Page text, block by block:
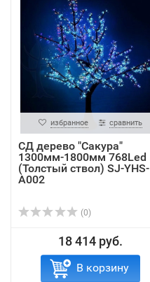
избранное сравнить
СД дерево "Сакура"
1300мм-1800мм 768Led
(Толстый ствол) SJ-YHS-
A002
(0)
18 414 руб.
В корзину